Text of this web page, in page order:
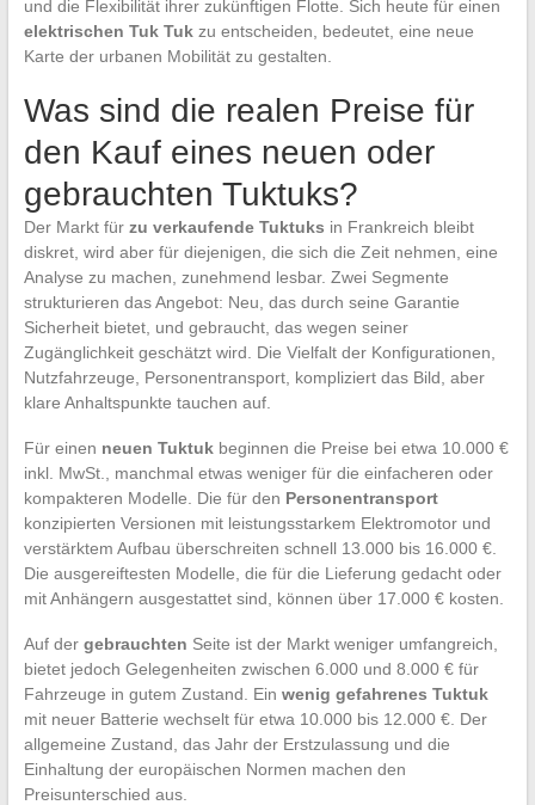
und die Flexibilität ihrer zukünftigen Flotte. Sich heute für einen
elektrischen Tuk Tukzu entscheiden, bedeutet, eine neue
Karte der urbanen Mobilität zu gestalten.
Was sind die realen Preise für
den Kauf eines neuen oder
gebrauchten Tuktuks?
Der Markt für zu verkaufende Tuktuks in Frankreich bleibt
diskret, wird aber für diejenigen, die sich die Zeit nehmen, eine
Analyse zu machen, zunehmend lesbar. Zwei Segmente
strukturieren das Angebot: Neu, das durch seine Garantie
Sicherheit bietet, und gebraucht, das wegen seiner
Zugänglichkeit geschätzt wird. Die Vielfalt der Konfigurationen,
Nutzfahrzeuge, Personentransport, kompliziert das Bild, aber
klare Anhaltspunkte tauchen auf.
Für einen neuen Tuktukbeginnen die Preise bei etwa 10.000 €
inkl. MwSt., manchmal etwas weniger für die einfacheren oder
kompakteren Modelle. Die für den Personentransport
konzipierten Versionen mit leistungsstarkem Elektromotor und
verstärktem Aufbau überschreiten schnell 13.000 bis 16.000 €.
Die ausgereiftesten Modelle, die für die Lieferung gedacht oder
mit Anhängern ausgestattet sind, können über 17.000 € kosten.
Auf der gebrauchten Seite ist der Markt weniger umfangreich,
bietet jedoch Gelegenheiten zwischen 6.000 und 8.000 € für
Fahrzeuge in gutem Zustand. Ein wenig gefahrenes Tuktuk
mit neuer Batterie wechselt für etwa 10.000 bis 12.000 €. Der
allgemeine Zustand, das Jahr der Erstzulassung und die
Einhaltung der europäischen Normen machen den
Preisunterschied aus.